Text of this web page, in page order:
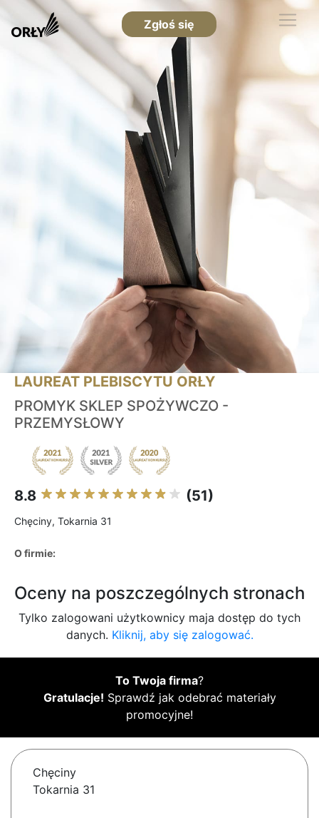
Zgłoś się
LAUREAT PLEBISCYTU ORŁY
PROMYK SKLEP SPOŻYWCZO -
PRZEMYSŁOWY
8.8 (51)
Chęciny, Tokarnia 31
O firmie:
Oceny na poszczególnych stronach
Tylko zalogowani użytkownicy maja dostęp do tych
danych. Kliknij, aby się zalogować.
To Twoja firma?
Gratulacje! Sprawdź jak odebrać materiały
promocyjne!
Chęciny
Tokarnia 31